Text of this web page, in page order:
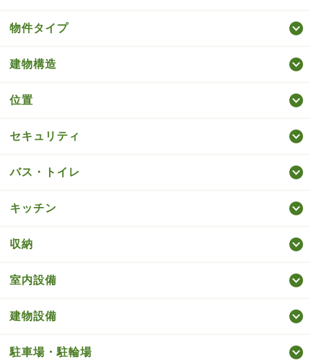
物件タイプ
建物構造
位置
セキュリティ
バス・トイレ
キッチン
収納
室内設備
建物設備
駐車場・駐輪場